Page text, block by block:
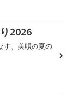
2026
す、美唄の夏の